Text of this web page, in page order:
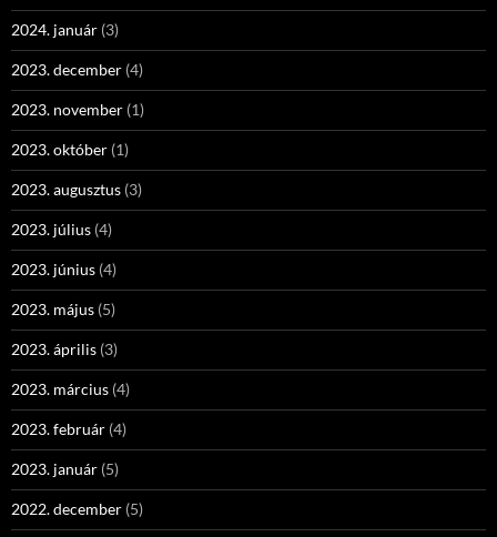
2024. január (3)
2023. december (4)
2023. november (1)
2023. október (1)
2023. augusztus (3)
2023. július (4)
2023. június (4)
2023. május (5)
2023. április (3)
2023. március (4)
2023. február (4)
2023. január (5)
2022. december (5)